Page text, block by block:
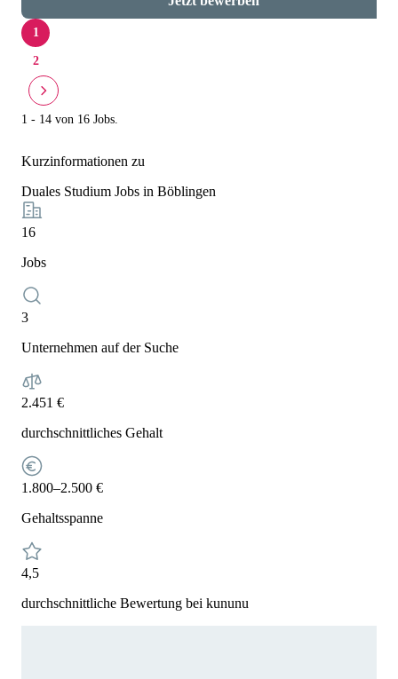
1
2
1 - 14 von 16 Jobs.
Kurzinformationen zu
Duales Studium Jobs in Böblingen
16
Jobs
3
Unternehmen auf der Suche
2.451 €
durchschnittliches Gehalt
1.800–2.500 €
Gehaltsspanne
4,5
durchschnittliche Bewertung bei kununu